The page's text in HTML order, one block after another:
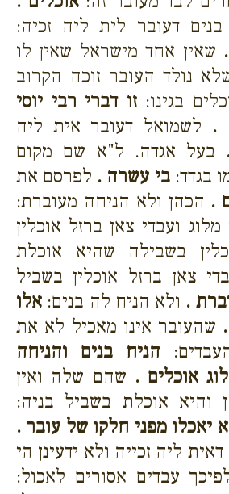
דעובר לית ליה זכיה:
שאין אחד מישראל שאין לו
נולד העובר זוכה הקרוב
בגינו:זו דברי רבי יוסי
. לשמואל דעובר אית ליה
בעל אגדה. ל"א שם מקום
בגדד:בי עשרה . לפרסם את
. הכהן ולא הניחה מעוברת:
מלוג ועבדי צאן ברזל אוכלין
בשבילה שהיא אוכלת
צאן ברזל אוכלין בשביל
. ולא הניח לה בנים: אלו
שהעובר אינו מאכיל לא את
הניח בנים והניחה
אוכלים . שהם שלה ואין
והיא אוכלת בשביל בניה:
יאכלו מפני חלקו של עובר .
ליה זכייה ולא ידעינן הי
עבדים אסורים לאכול: